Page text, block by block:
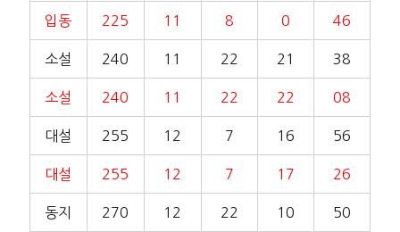
입동 225 11 8 0 46
소설 240 11 22 21 38
소설 240 11 22 22 08
대설 255 12 7 16 56
대설 255 12 7 17 26
동지 270 12 22 10 50